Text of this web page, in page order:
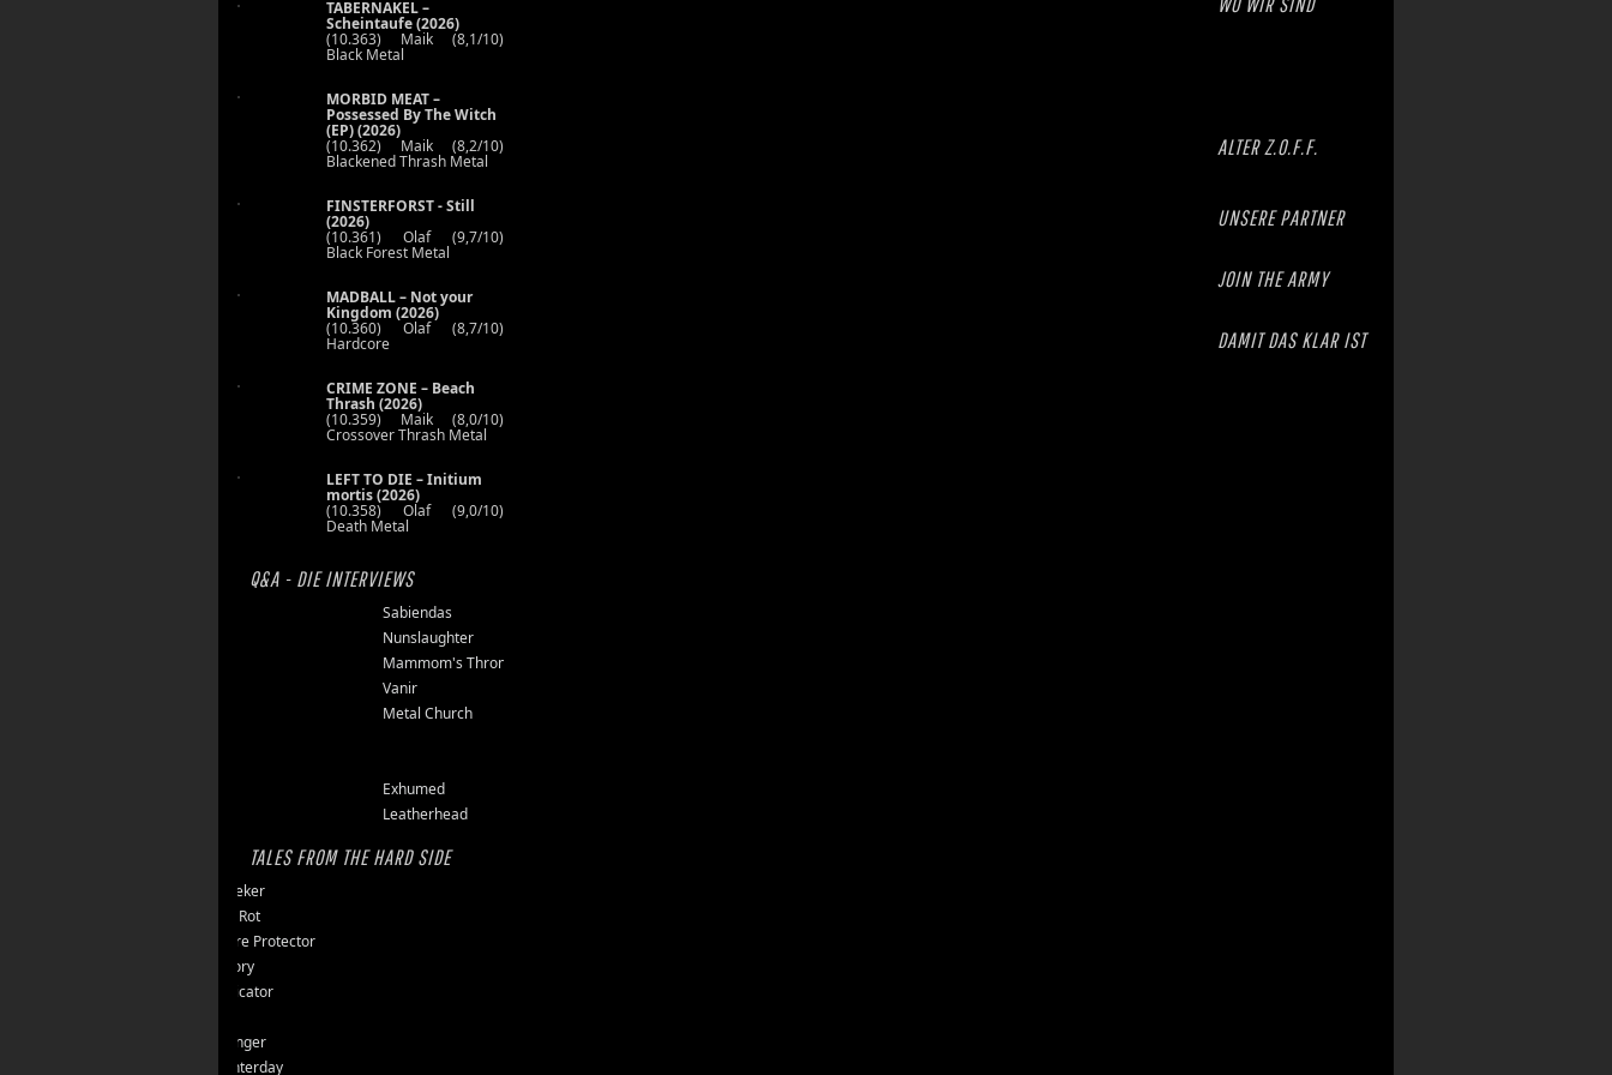
TABERNAKEL –
Scheintaufe (2026)
(10.363) Maik (8,1/10)
Black Metal
MORBID MEAT –
Possessed By The Witch
(EP) (2026)
(10.362) Maik (8,2/10)
Blackened Thrash Metal
FINSTERFORST - Still
(2026)
(10.361) Olaf (9,7/10)
Black Forest Metal
MADBALL – Not your
Kingdom (2026)
(10.360) Olaf (8,7/10)
Hardcore
CRIME ZONE – Beach
Thrash (2026)
(10.359) Maik (8,0/10)
Crossover Thrash Metal
LEFT TO DIE – Initium
mortis (2026)
(10.358) Olaf (9,0/10)
Death Metal
Q&A - DIE INTERVIEWS
Sabiendas
Nunslaughter
Mammom's Throne
Vanir
Metal Church
Exhumed
Leatherhead
TALES FROM THE HARD SIDE
Endseeker
Jungle Rot
40 Jahre Protector
Vomitory
Messticator
Clawfinger
Slaughterday
ALTER Z.O.F.F.
UNSERE PARTNER
JOIN THE ARMY
DAMIT DAS KLAR IST